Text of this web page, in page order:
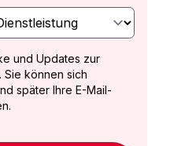
und Updates zur
Sie können sich
später Ihre E-Mail-